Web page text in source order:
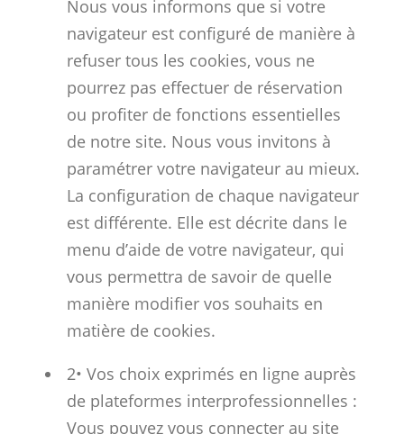
Nous vous informons que si votre
navigateur est configuré de manière à
refuser tous les cookies, vous ne
pourrez pas effectuer de réservation
ou profiter de fonctions essentielles
de notre site. Nous vous invitons à
paramétrer votre navigateur au mieux.
La configuration de chaque navigateur
est différente. Elle est décrite dans le
menu d’aide de votre navigateur, qui
vous permettra de savoir de quelle
manière modifier vos souhaits en
matière de cookies.
2• Vos choix exprimés en ligne auprès
de plateformes interprofessionnelles :
Vous pouvez vous connecter au site